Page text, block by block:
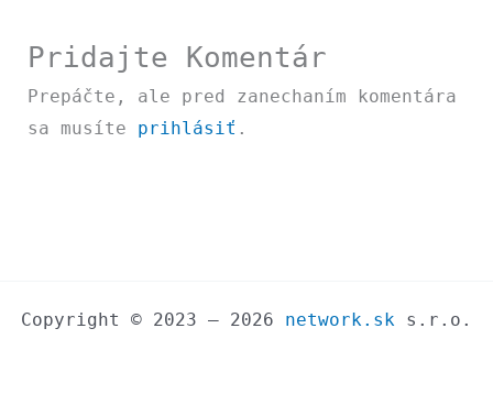
Pridajte Komentár
Prepáčte, ale pred zanechaním komentára
sa musíte prihlásiť .
Copyright © 2023 – 2026 network.sk s.r.o.